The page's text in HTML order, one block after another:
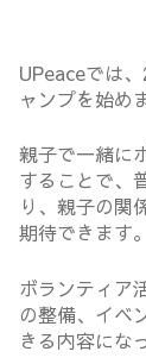
UPeaceでは
ャンプを始め
親子で一緒に
することで、
り、親子の関
期待できます。
ボランティア
の整備、イベ
きる内容にな